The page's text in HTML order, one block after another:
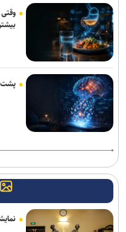
پرداخت مطالبات بازنشستگان
تردد روان در تمامی محورهای
کشف بقایای انسانی در ارتفاعات
حسینیه قوجان؛ تماشاخانه حافظه
رئیس قوه قضاییه: خبرنگار